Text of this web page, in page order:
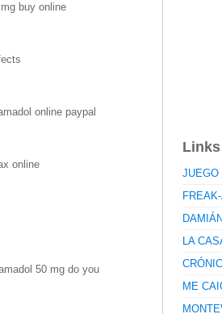
buy online
online paypal
online
50 mg do you
Links
JUEGO
LA
ME